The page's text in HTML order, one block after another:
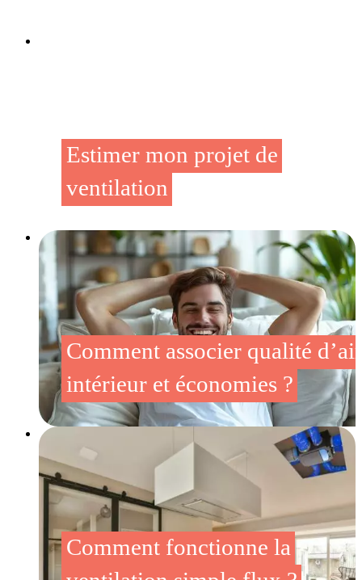
Estimer mon projet de
ventilation
Comment associer qualité d’air
intérieur et économies ?
Comment fonctionne la